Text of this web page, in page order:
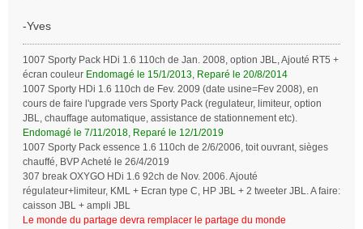
-Yves
1007 Sporty Pack HDi 1.6 110ch de Jan. 2008, option JBL, Ajouté RT5 +
écran couleur Endomagé le 15/1/2013, Reparé le 20/8/2014
1007 Sporty HDi 1.6 110ch de Fev. 2009 (date usine=Fev 2008), en
cours de faire l'upgrade vers Sporty Pack (regulateur, limiteur, option
JBL, chauffage automatique, assistance de stationnement etc).
Endomagé le 7/11/2018, Reparé le 12/1/2019
1007 Sporty Pack essence 1.6 110ch de 2/6/2006, toit ouvrant, sièges
chauffé, BVP Acheté le 26/4/2019
307 break OXYGO HDi 1.6 92ch de Nov. 2006. Ajouté
régulateur+limiteur, KML + Ecran type C, HP JBL + 2 tweeter JBL. A faire:
caisson JBL + ampli JBL
Le monde du partage devra remplacer le partage du monde